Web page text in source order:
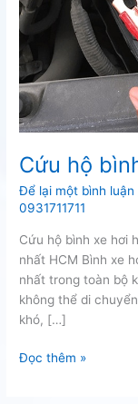
Cứu hộ
Để lại một bình luận
0931711711
Cứu hộ bình xe hơi
nhất HCM Bình xe
nhất trong toàn bộ
không thể di
khó, […]
Cứu
Đọc thêm »